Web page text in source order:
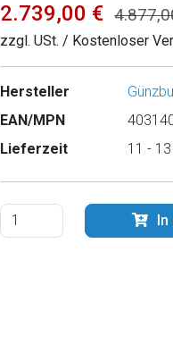
2.739,00 €
zzgl. USt. / Kostenloser
Hersteller
EAN/MPN
Lieferzeit
11 -
In